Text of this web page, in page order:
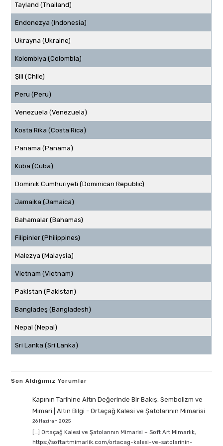
Tayland (Thailand)
Endonezya (Indonesia)
Ukrayna (Ukraine)
Kolombiya (Colombia)
Şili (Chile)
Peru (Peru)
Venezuela (Venezuela)
Kosta Rika (Costa Rica)
Panama (Panama)
Küba (Cuba)
Dominik Cumhuriyeti (Dominican Republic)
Jamaika (Jamaica)
Bahamalar (Bahamas)
Filipinler (Philippines)
Malezya (Malaysia)
Vietnam (Vietnam)
Pakistan (Pakistan)
Bangladeş (Bangladesh)
Nepal (Nepal)
Sri Lanka (Sri Lanka)
Son Aldığımız Yorumlar
Kapının Tarihine Altın Değerinde Bir Bakış: Sembolizm ve
Mimari | Altın Bilgi - Ortaçağ Kalesi ve Şatolarının Mimarisi
26 Haziran 2025
[…] Ortaçağ Kalesi ve Şatolarının Mimarisi – Soft Art Mimarlık,
https://softartmimarlik.com/ortacag-kalesi-ve-satolarinin-